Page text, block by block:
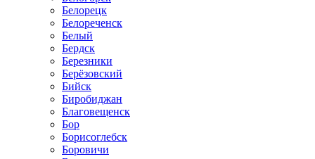
Белорецк
Белореченск
Белый
Бердск
Березники
Берёзовский
Бийск
Биробиджан
Благовещенск
Бор
Борисоглебск
Боровичи